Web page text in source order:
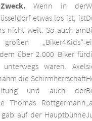
Wenn in der
etwas los ist, ist
nicht weit. So auch am
„Biker4Kids“-
über 2.000 Biker für
waren. Axel
die Schirmherrschaft
und auch der
Thomas Röttgermann
auf der Hauptbühne